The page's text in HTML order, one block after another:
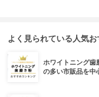
よく見られている人気
ホワイトニング歯
の多い市販品を中